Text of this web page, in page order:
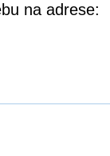
na adrese: